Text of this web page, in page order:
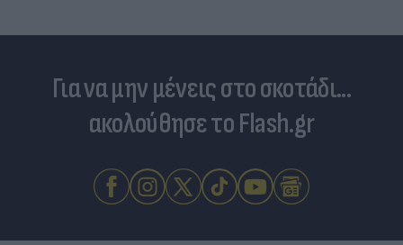
Για να μην μένεις στο σκοτάδι...
ακολούθησε το Flash.gr